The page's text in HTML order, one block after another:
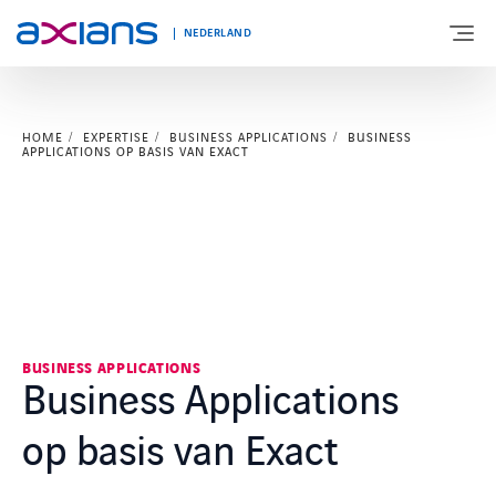
NEDERLAND
OVER AXIANS
NIEUWS & INSPIRATIE
Nieuws
HOME EXPERTISE BUSINESS APPLICATIONS
BUSINESS
APPLICATIONS OP BASIS VAN EXACT
BUSINESS APPLICATIONS
Business Applications
op basis van Exact